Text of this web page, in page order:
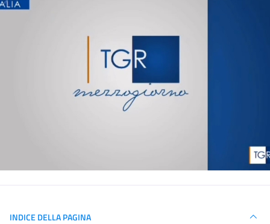
INDICE DELLA PAGINA